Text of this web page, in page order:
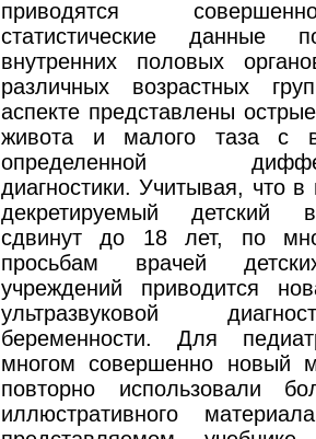
приводятся
статистические данные
внутренних половых
различных возрастных
аспекте представлены
живота и малого таза с
определенной
диагностики. Учитывая, что
декретируемый детский
сдвинут до 18 лет, по
просьбам врачей
учреждений приводится
ультразвуковой
беременности. Для
многом совершенно новый
повторно использовали
иллюстративного